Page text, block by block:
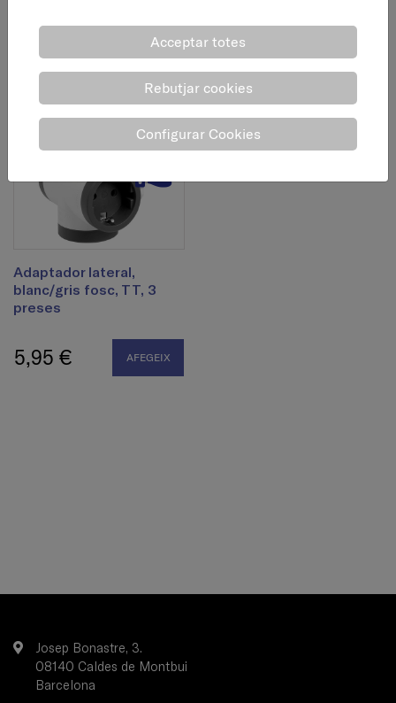
AFEGEIX
4,95 €
Adaptador lateral,
blanc/gris fosc, TT, 3
preses
5,95 € AFEGEIX
Josep Bonastre, 3.
08140 Caldes de Montbui
Barcelona
Acceptar totes
Rebutjar cookies
Configurar Cookies